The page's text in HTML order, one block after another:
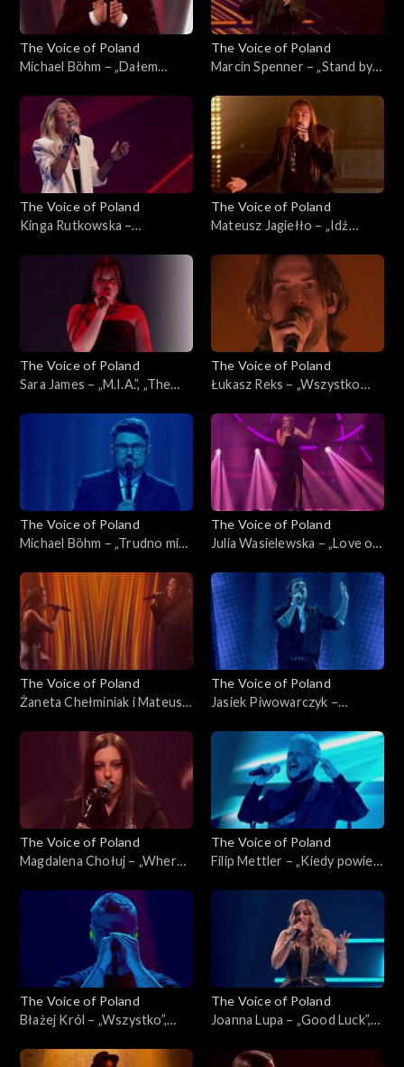
The Voice of Poland
Michael Böhm – „Dałem
Poland”, Live 3, 22 listopada
2025
The Voice of Poland
Marcin Spenner – „Stand by
Poland”, Live 2, 15 listopada
2025
The Voice of Poland
Kinga Rutkowska –
of Poland”, Live 2, 15
listopada 2025
The Voice of Poland
Mateusz Jagiełło – „Idź
Live 2, 15 listopada 2025
The Voice of Poland
Sara James – „M.I.A.”, „The
listopada 2025
The Voice of Poland
Łukasz Reks – „Wszystko
Poland”, Live 2, 15 listopada
The Voice of Poland
Michael Böhm – „Trudno mi
Poland”, Live 2, 15 listopada
2025
The Voice of Poland
Julia Wasielewska – „Love on
Live 2, 15 listopada 2025
The Voice of Poland
Żaneta Chełminiak i Mateusz
Beautiful”, „The Voice of
Poland”, Live 2, 15 listopada
The Voice of Poland
Jasiek Piwowarczyk –
Voice of Poland”, Live 2, 15
listopada 2025
The Voice of Poland
Magdalena Chołuj – „Where
of Poland”, Live 2, 15
listopada 2025
The Voice of Poland
Filip Mettler – „Kiedy powiem
Poland”, Live 2, 15 listopada
The Voice of Poland
Błażej Król – „Wszystko”,
15 listopada 2025
The Voice of Poland
Joanna Lupa – „Good Luck”,
15 listopada 2025